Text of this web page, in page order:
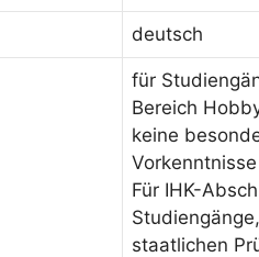
deutsch
für
Bereich
keine
Für IHK-
staatlichen